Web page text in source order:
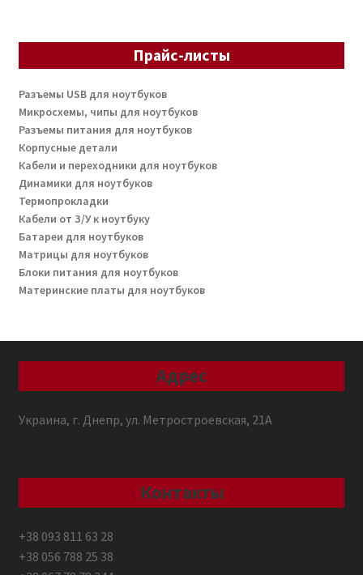
Прайс-листы
Разъемы USB для ноутбуков
Микросхемы, чипы для ноутбуков
Разъемы питания для ноутбуков
Корпусные детали
Кабели и переходники для ноутбуков
Динамики для ноутбуков
Термопрокладки
Кабели от З/У к ноутбуку
Батареи для ноутбуков
Матрицы для ноутбуков
Блоки питания для ноутбуков
Материнские платы для ноутбуков
Адрес
Украина, г. Днепр, ул. Метростроевская, 21А
Контакты
+38 093 811 63 28
+38 056 788 25 38